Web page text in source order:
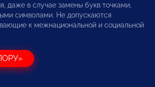
даже в случае замены букв точками,
символами. Не допускаются
к межнациональной и социальной